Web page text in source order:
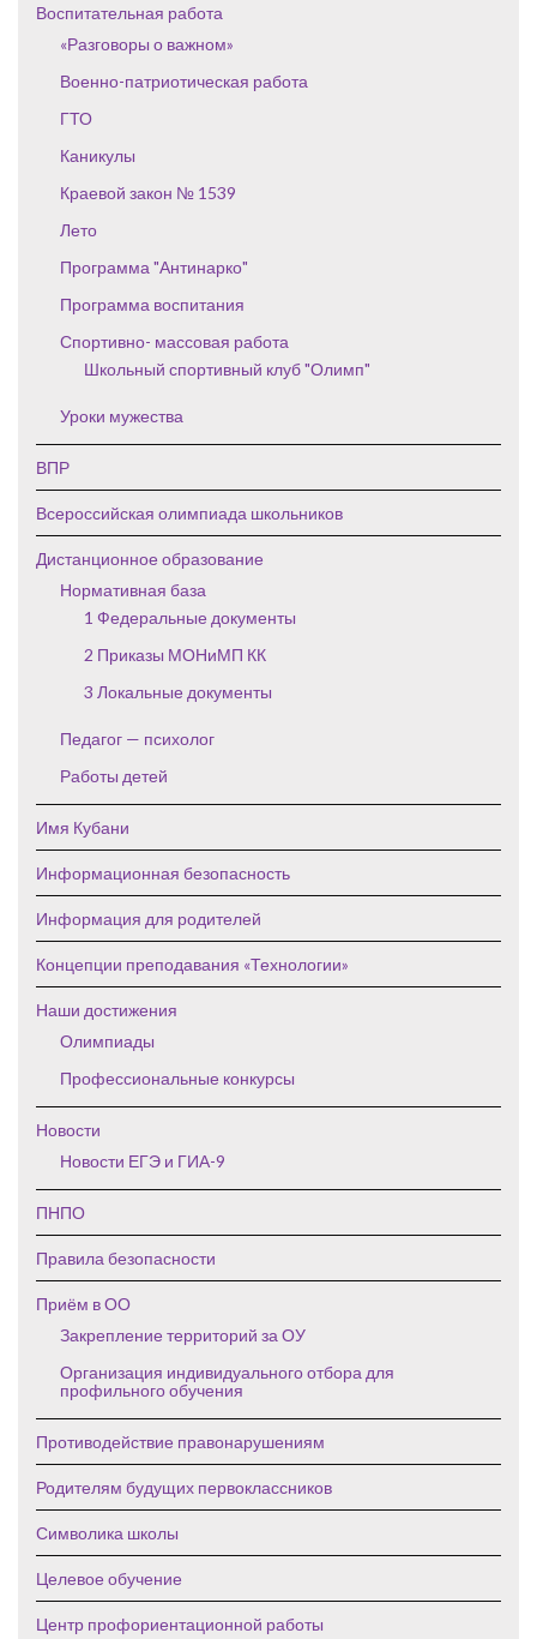
Воспитательная работа
«Разговоры о важном»
Военно-патриотическая работа
ГТО
Каникулы
Краевой закон № 1539
Лето
Программа "Антинарко"
Программа воспитания
Спортивно- массовая работа
Школьный спортивный клуб "Олимп"
Уроки мужества
ВПР
Всероссийская олимпиада школьников
Дистанционное образование
Нормативная база
1 Федеральные документы
2 Приказы МОНиМП КК
3 Локальные документы
Педагог — психолог
Работы детей
Имя Кубани
Информационная безопасность
Информация для родителей
Концепции преподавания «Технологии»
Наши достижения
Олимпиады
Профессиональные конкурсы
Новости
Новости ЕГЭ и ГИА-9
ПНПО
Правила безопасности
Приём в ОО
Закрепление территорий за ОУ
Организация индивидуального отбора для
профильного обучения
Противодействие правонарушениям
Родителям будущих первоклассников
Символика школы
Целевое обучение
Центр профориентационной работы